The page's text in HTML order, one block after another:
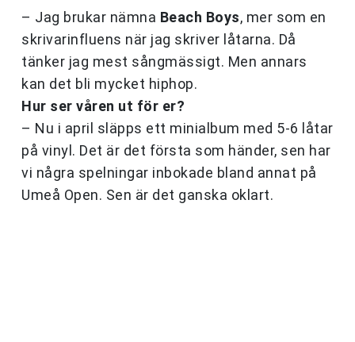
– Jag brukar nämna Beach Boys, mer som en
skrivarinfluens när jag skriver låtarna. Då
tänker jag mest sångmässigt. Men annars
kan det bli mycket hiphop.
Hur ser våren ut för er?
– Nu i april släpps ett minialbum med 5-6 låtar
på vinyl. Det är det första som händer, sen har
vi några spelningar inbokade bland annat på
Umeå Open. Sen är det ganska oklart.